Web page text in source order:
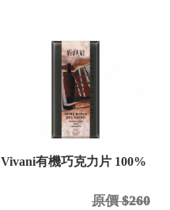
Vivani有機巧克力片 100%
原價 $260